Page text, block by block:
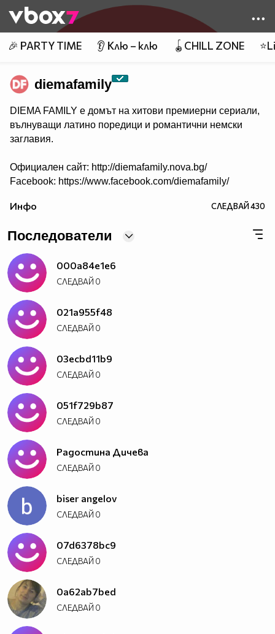
👾
🎉 PARTY TIME 👂 Клю – клю 🪀CHILL ZONE
diemafamily
DIEMA FAMILY e домът на хитови премиерни сериали,
вълнуващи латино поредици и романтични немски
заглавия.
Официален сайт: http://diemafamily.nova.bg/
Facebook: https://www.facebook.com/diemafamily/
Инфо СЛЕДВАЙ430
Последователи
000a84e1e6
СЛЕДВАЙ 0
021a955f48
СЛЕДВАЙ 0
03ecbd11b9
СЛЕДВАЙ 0
051f729b87
СЛЕДВАЙ 0
Радостина Дичева
СЛЕДВАЙ 0
biser angelov
СЛЕДВАЙ 0
07d6378bc9
СЛЕДВАЙ 0
0a62ab7bed
СЛЕДВАЙ 0